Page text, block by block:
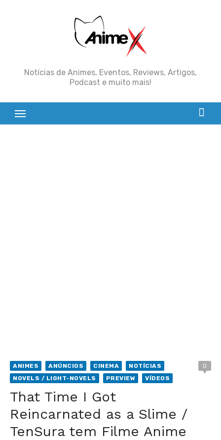
Notícias de Animes, Eventos, Reviews, Artigos,
Podcast e muito mais!
ANIMES ANÚNCIOS CINEMA
NOTÍCIAS
NOVELS / LIGHT-NOVELS
PREVIEW VÍDEOS
0
That Time I Got
Reincarnated as a Slime /
TenSura tem Filme Anime